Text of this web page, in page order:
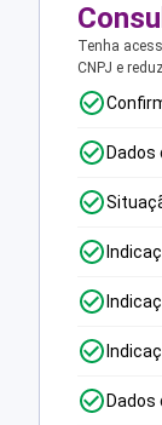
Tenha
CNPJ e